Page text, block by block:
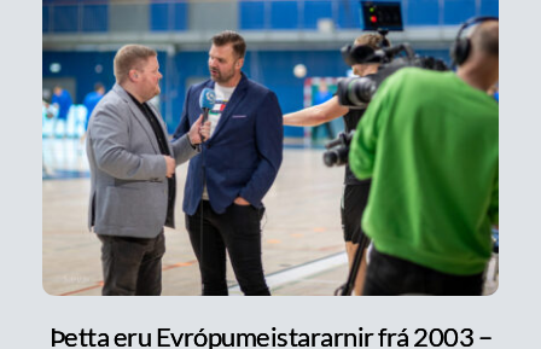
Þetta eru Evrópumeistararnir frá 2003 –